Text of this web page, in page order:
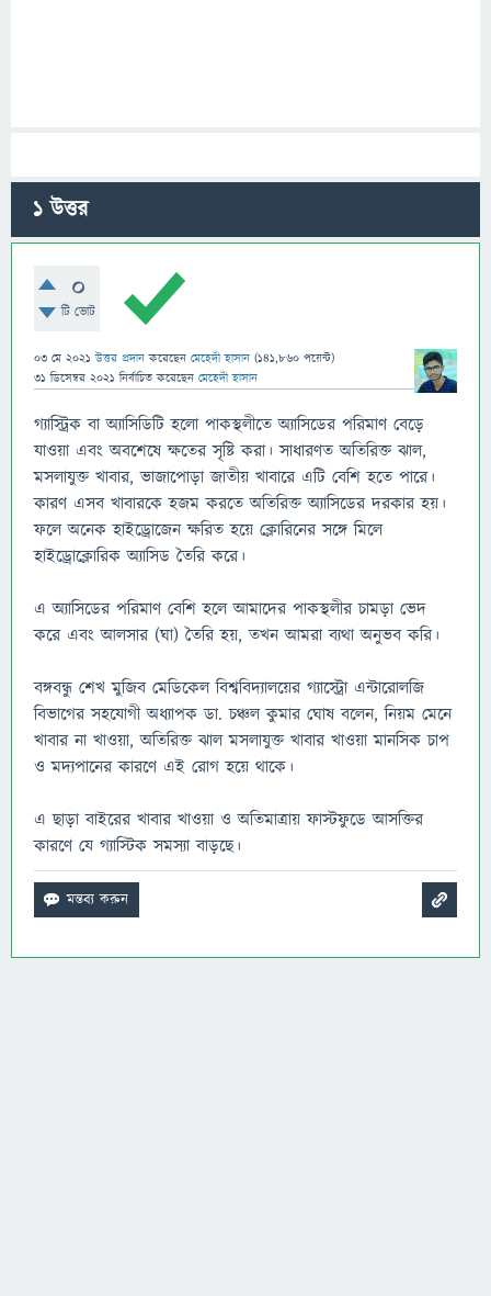
1উত্তর
0
টি ভোট
03 মে 2021 উত্তর প্রদান করেছেন মেহেদী হাসান (141,860 পয়েন্ট)
31 ডিসেম্বর 2021 নির্বাচিত করেছেন মেহেদী হাসান
গ্যাস্ট্রিক বা অ্যাসিডিটি হলো পাকস্থলীতে অ্যাসিডের পরিমাণ বেড়ে
যাওয়া এবং অবশেষে ক্ষতের সৃষ্টি করা। সাধারণত অতিরিক্ত ঝাল,
মসলাযুক্ত খাবার, ভাজাপোড়া জাতীয় খাবারে এটি বেশি হতে পারে।
কারণ এসব খাবারকে হজম করতে অতিরিক্ত অ্যাসিডের দরকার হয়।
ফলে অনেক হাইড্রোজেন ক্ষরিত হয়ে ক্লোরিনের সঙ্গে মিলে
হাইড্রোক্লোরিক অ্যাসিড তৈরি করে।
এ অ্যাসিডের পরিমাণ বেশি হলে আমাদের পাকস্থলীর চামড়া ভেদ
করে এবং আলসার (ঘা) তৈরি হয়, তখন আমরা ব্যথা অনুভব করি।
বঙ্গবন্ধু শেখ মুজিব মেডিকেল বিশ্ববিদ্যালয়ের গ্যাস্ট্রো এন্টারোলজি
বিভাগের সহযোগী অধ্যাপক ডা. চঞ্চল কুমার ঘোষ বলেন, নিয়ম মেনে
খাবার না খাওয়া, অতিরিক্ত ঝাল মসলাযুক্ত খাবার খাওয়া মানসিক চাপ
ও মদ্যপানের কারণে এই রোগ হয়ে থাকে।
এ ছাড়া বাইরের খাবার খাওয়া ও অতিমাত্রায় ফাস্টফুডে আসক্তির
কারণে যে গ্যাস্টিক সমস্যা বাড়ছে।